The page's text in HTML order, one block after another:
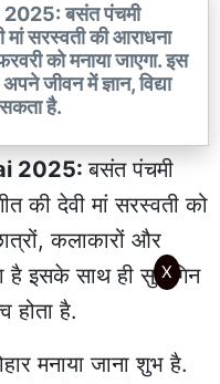
बसंत पंचमी
मां सरस्वती की आराधना
को मनाया जाएगा. इस
जीवन में ज्ञान, विद्या
है.
2025:बसंत पंचमी
की देवी मां सरस्वती को
कलाकारों और
है इसके साथ ही सुहागिन
होता है.
मनाया जाना शुभ है.
X